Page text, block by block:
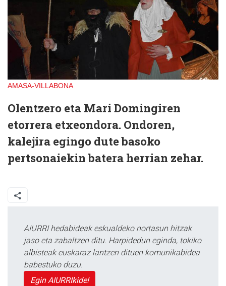
AMASA-VILLABONA
Olentzero eta Mari Domingiren
etorrera etxeondora. Ondoren,
kalejira egingo dute basoko
pertsonaiekin batera herrian zehar.
AIURRI hedabideak eskualdeko nortasun hitzak
jaso eta zabaltzen ditu. Harpidedun eginda, tokiko
albisteak euskaraz lantzen dituen komunikabidea
babestuko duzu.
Egin AIURRIkide!